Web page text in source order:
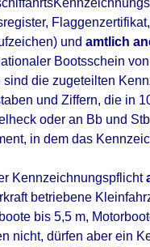
und amtlich
Bootsschein
sind die zugeteilten
und Ziffern, die in
oder an Bb und
in dem das
Kennzeichnungspflicht
betriebene
bis 5,5 m,
nicht, dürfen aber ein